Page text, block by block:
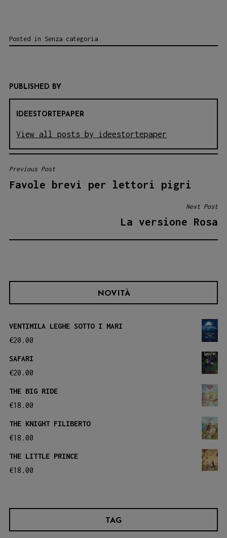
Posted in Senza categoria
PUBLISHED BY
IDEESTORTEPAPER
View all posts by ideestortepaper
NAVIGAZIONE
ARTICOLI
Previous Post
Favole brevi per lettori pigri
Next Post
La versione Rosa
NOVITÀ
VENTIMILA LEGHE SOTTO I MARI
€20.00
SAFARI
€20.00
THE BIG RIDE
€18.00
THE KNIGHT FILIBERTO
€18.00
THE LITTLE PRINCE
€18.00
TAG